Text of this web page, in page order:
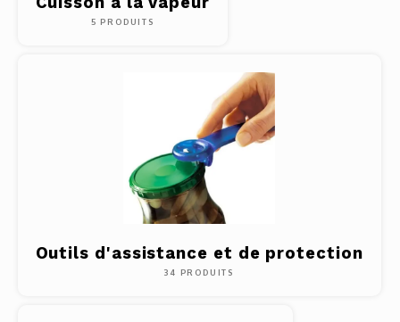
5 PRODUITS
Outils d'assistance et de protection
34 PRODUITS